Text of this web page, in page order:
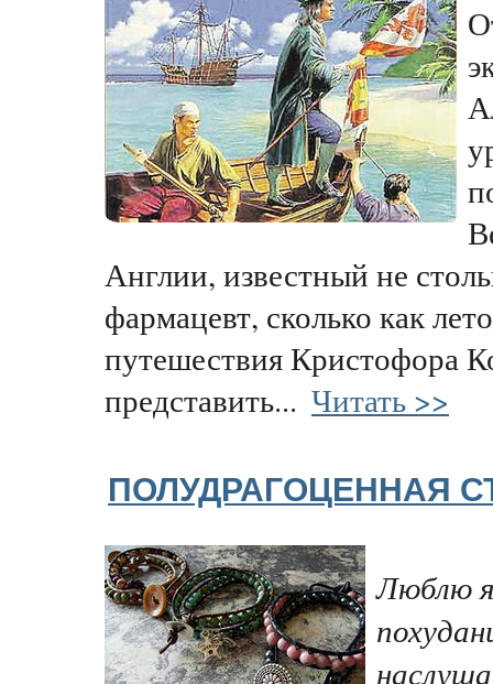
Англии, известный не
фармацевт, сколько как
путешествия Кристофора
представить... Читать >>
ПОЛУДРАГОЦЕННАЯ
Люблю